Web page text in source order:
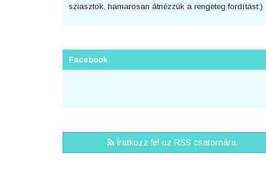
sziasztok, hamarosan átnézzük a rengeteg fordítást:)
előtte. Át lehetne még írni a nevemre? Köszi <3
Sziasztok, én küldtem be most Taylor Swifttől a Great
War című számot, de véletlen nem voltam
A nevemre lehetne írni?
Facebook
Íratkozz fel az RSS csatornára.